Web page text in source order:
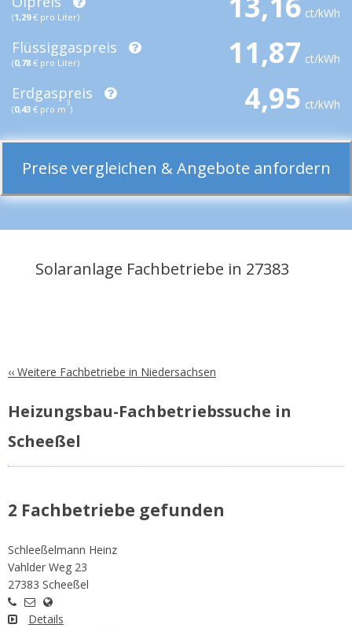
(1,29€ pro Liter) ct/kWh
Flüssiggaspreis
(0,78 € pro Liter) 11,87 ct/kWh
Erdgaspreis
(0,43 € pro m
3
) 4,95 ct/kWh
Preise vergleichen & Angebote anfordern
Solaranlage Fachbetriebe in 27383
‹‹ Weitere Fachbetriebe in Niedersachsen
Heizungsbau-Fachbetriebssuche in
Scheeßel
2 Fachbetriebe gefunden
Schleeßelmann Heinz
Vahlder Weg 23
27383 Scheeßel
Details